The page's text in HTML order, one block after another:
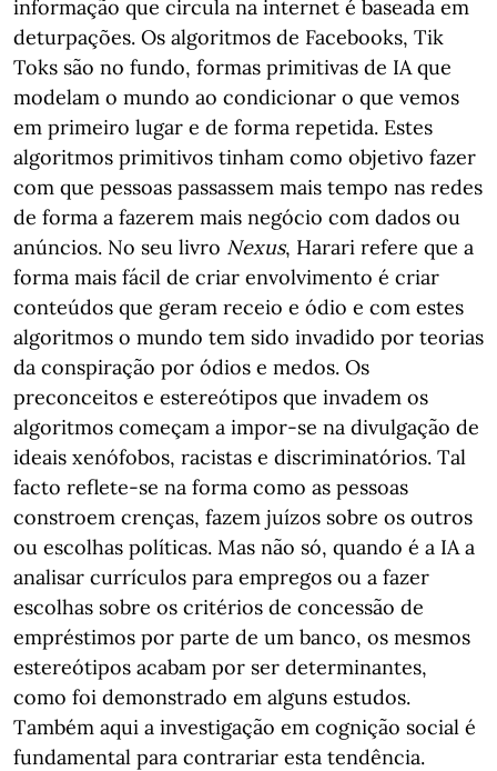
informação que circula na internet é baseada em
deturpações. Os algoritmos de Facebooks, Tik
Toks são no fundo, formas primitivas de IA que
modelam o mundo ao condicionar o que vemos
em primeiro lugar e de forma repetida. Estes
algoritmos primitivos tinham como objetivo fazer
com que pessoas passassem mais tempo nas redes
de forma a fazerem mais negócio com dados ou
anúncios. No seu livro Nexus, Harari refere que a
forma mais fácil de criar envolvimento é criar
conteúdos que geram receio e ódio e com estes
algoritmos o mundo tem sido invadido por teorias
da conspiração por ódios e medos. Os
preconceitos e estereótipos que invadem os
algoritmos começam a impor-se na divulgação de
ideais xenófobos, racistas e discriminatórios. Tal
facto reflete-se na forma como as pessoas
constroem crenças, fazem juízos sobre os outros
ou escolhas políticas. Mas não só, quando é a IA a
analisar currículos para empregos ou a fazer
escolhas sobre os critérios de concessão de
empréstimos por parte de um banco, os mesmos
estereótipos acabam por ser determinantes,
como foi demonstrado em alguns estudos.
Também aqui a investigação em cognição social é
fundamental para contrariar esta tendência.